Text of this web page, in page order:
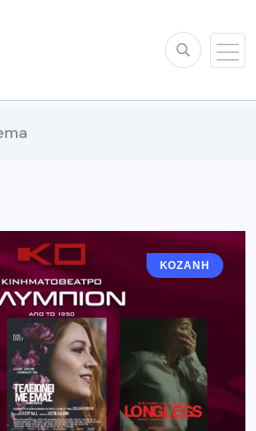
ΚΟΖΆΝΗ